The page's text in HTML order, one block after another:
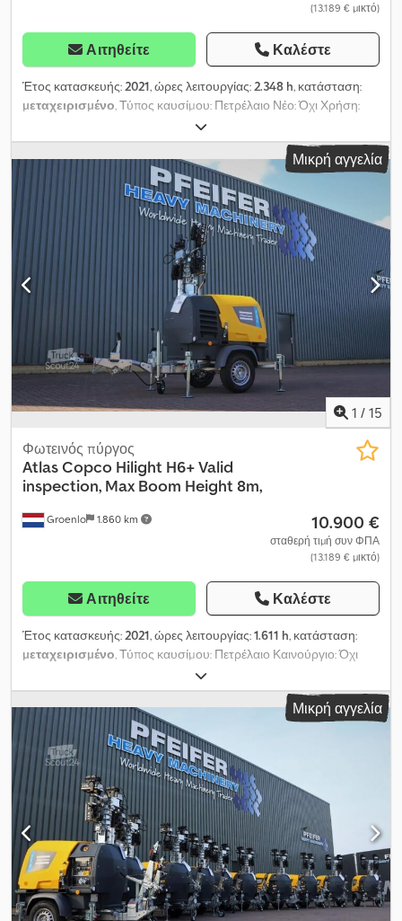
(13.189 € μικτό)
Αιτηθείτε Καλέστε
Έτος κατασκευής:2021, ώρες λειτουργίας:2.348 h, κατάσταση:
μεταχειρισμένο, Τύπος καυσίμου: Πετρέλαιο Νέο: Όχι Χρήση:
Κατασκευές Djdjza R Ttepfx Ahlswa Μάρκα κινητήρα: Kubota
Διαστάσεις χώρου φόρτωσης: 209 x 129 x 250 εκ. Αριθμός σειράς:
ESF207367 Επικοινωνήστε με την PFEIFER GROUP για
περισσότερες πληροφορίες.
Μικρή αγγελία
1 / 15
Groenlo 1.860 km
Φωτεινός πύργος
Atlas Copco Hilight H6+ Valid
inspection, Max Boom Height 8m,
10.900 €
σταθερή τιμή συν ΦΠΑ
(13.189 € μικτό)
Αιτηθείτε Καλέστε
Έτος κατασκευής: 2021, ώρες λειτουργίας:1.611 h, κατάσταση:
μεταχειρισμένο , Τύπος καυσίμου: Πετρέλαιο Καινούργιο: Όχι
Χρήση: Κατασκευές Dodpfxsza R Tgo Ahlowa Μάρκα κινητήρα:
Kubota Διαστάσεις χώρου φόρτωσης: 209 x 129 x 250 εκ. Αριθμός
σειράς: ESF207374 Επικοινωνήστε με την PFEIFER GROUP για
περισσότερες πληροφορίες.
Μικρή αγγελία